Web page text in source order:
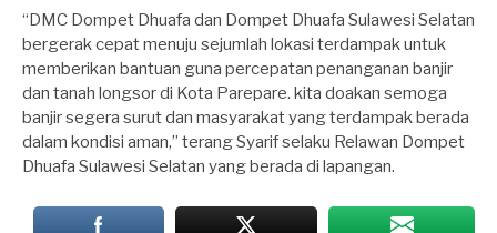
“DMC Dompet Dhuafa dan Dompet Dhuafa Sulawesi Selatan
bergerak cepat menuju sejumlah lokasi terdampak untuk
memberikan bantuan guna percepatan penanganan banjir
dan tanah longsor di Kota Parepare. kita doakan semoga
banjir segera surut dan masyarakat yang terdampak berada
dalam kondisi aman,” terang Syarif selaku Relawan Dompet
Dhuafa Sulawesi Selatan yang berada di lapangan.